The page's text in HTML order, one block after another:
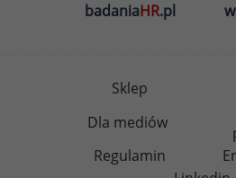
badaniaHR.pl
Sklep
Dla mediów
Regulamin